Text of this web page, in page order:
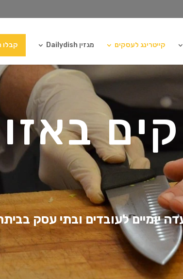
קייטרינג לעסקים מגזין Dailydish
יומיים לעובדים ובתי עסק